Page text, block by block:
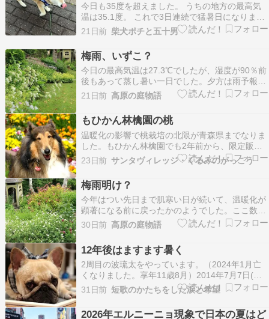
今日も35度を超えました。 うちの地方の最高気
温は35.1度。 これで3日連続で猛暑日になりまし
た。 梅雨明け前に、こんなに暑い日が続くのは珍
しいことだと思います。 やはり年々、温暖化が進
んでいるのでしょうね。 そして、予報通り、今日
は関東の各地でゲリラ雷雨に見舞われました。
う…
21日前 柴犬ポチと五十男
梅雨、いずこ？
今日の最高気温は27.3℃でしたが、湿度が90％前
後もあって蒸し暑い一日でした。夕方は雨予報が
出ていたので、９日ぶりの雨に期待したのです
が、結局、一滴も降らずじまいでした。 ↑いろん
な種類の宿根草が咲き出して、花やかな季節を迎
えています。 ↑バレリーナは今年もよく咲きまし
た。 …
21日前 高原の庭物語
もひかん林檎園の桃
温暖化の影響で桃栽培の北限が青森県までなりま
した。もひかん林檎園でも2年前から、限定販売
をするようになりました。無肥料なので、すっき
りとした甘さで、とても美味しいです。まもな
く、限定販売を開始致します。#もひかん林檎園
の桃YouTube でお気に入りの動画や音楽を楽し
み、オリジ…
23日前 サンタヴィレッジ・くるみのがっこう
梅雨明け？
今年はつい先日まで肌寒い日が続いて、温暖化が
顕著になる前に戻ったかのようでした。ここ数日
で、ようやく夏の空気を感じられるようになり、
今日は今年初めて、半袖ですごしました。明日か
らはさらに気温が上がっていくようなので、七夕
の今日が梅雨明けになるかもしれません。 ↑花の
種類がどんど…
30日前 高原の庭物語
12年後はますます暑く
2周目の波琉太をやっています。（2024年1月亡
くなりました。享年11歳8月）2014年7月7日(月)
朝の散歩で、車の下を嗅いでます、またネコがい
たのでしょうか。夕方は父さんも一緒に図書館へ
散歩代わりに行きました。6時ごろなのですが、
31日前 短歌のかたちをした涙と希望
2026年エルニーニョ現象で日本の夏はど